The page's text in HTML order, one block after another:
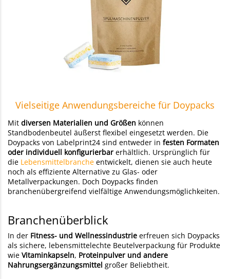
Vielseitige Anwendungsbereiche für Doypacks
Mit diversen Materialien und Größen können
Standbodenbeutel äußerst flexibel eingesetzt werden. Die
Doypacks von Labelprint24 sind entweder in festen Formaten
oder individuell konfigurierbar erhältlich. Ursprünglich für
die Lebensmittelbranche entwickelt, dienen sie auch heute
noch als effiziente Alternative zu Glas- oder
Metallverpackungen. Doch Doypacks finden
branchenübergreifend vielfältige Anwendungsmöglichkeiten.
Branchenüberblick
In der Fitness- und Wellnessindustrie erfreuen sich Doypacks
als sichere, lebensmittelechte Beutelverpackung für Produkte
wie Vitaminkapseln, Proteinpulver und andere
Nahrungsergänzungsmittel großer Beliebtheit.